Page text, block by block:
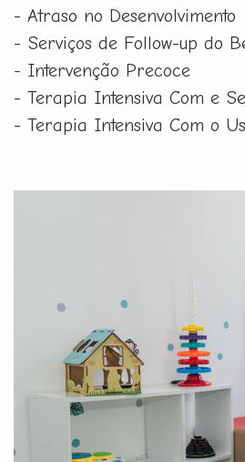
- Atraso no Desenvolvimento
- Serviços de Follow-up do
- Intervenção Precoce
- Terapia Intensiva Com e
- Terapia Intensiva Com o